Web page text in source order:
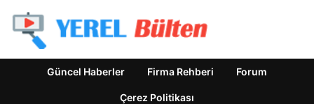
Güncel Haberler Firma Rehberi Forum
Çerez Politikası